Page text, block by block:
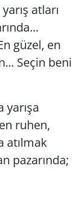
atları
güzel, en
Seçin beni
yarışa
ruhen,
atılmak
pazarında;